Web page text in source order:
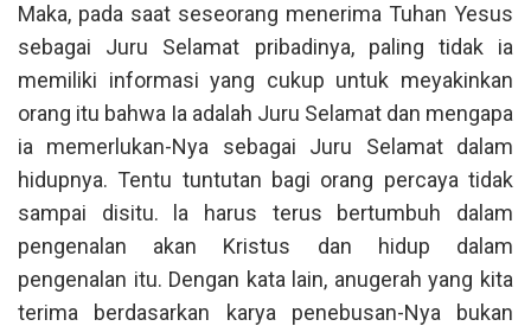
Maka, pada saat seseorang menerima Tuhan Yesus
sebagai Juru Selamat pribadinya, paling tidak ia
memiliki informasi yang cukup untuk meyakinkan
orang itu bahwa Ia adalah Juru Selamat dan mengapa
ia memerlukan-Nya sebagai Juru Selamat dalam
hidupnya. Tentu tuntutan bagi orang percaya tidak
sampai disitu. la harus terus bertumbuh dalam
pengenalan akan Kristus dan hidup dalam
pengenalan itu. Dengan kata lain, anugerah yang kita
terima berdasarkan karya penebusan-Nya bukan